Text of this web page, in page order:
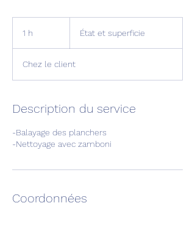
1 h
superficie
État et superficie
Chez le client
Description du service
-Balayage des planchers
-Nettoyage avec zamboni
Coordonnées